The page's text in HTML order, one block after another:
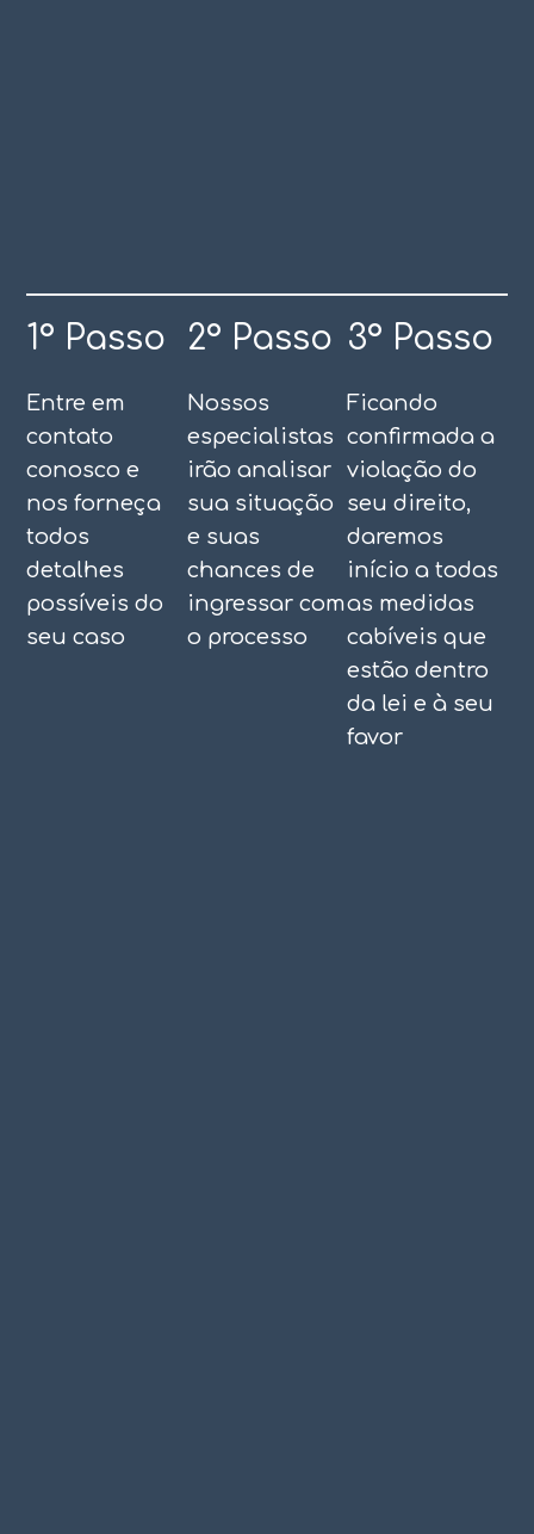
1º Passo
Entre em
contato
conosco e
nos forneça
todos
detalhes
possíveis do
seu caso
2º Passo
Nossos
especialistas
irão analisar
sua situação
e suas
chances de
ingressar com
o processo
3º Passo
Ficando
confirmada a
violação do
seu direito,
daremos
início a todas
as medidas
cabíveis que
estão dentro
da lei e à seu
favor